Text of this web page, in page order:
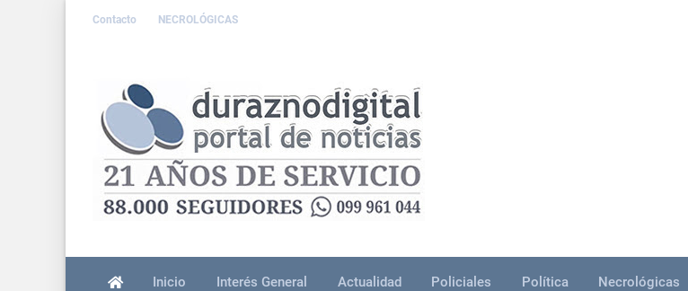
Contacto NECROLÓGICAS
Inicio Interés General Actualidad Policiales Política Necrológicas